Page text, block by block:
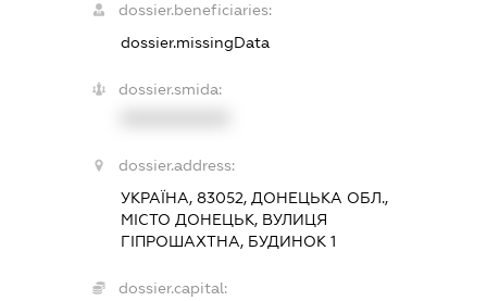
dossier.beneficiaries:
dossier.missingData
dossier.smida:
dossier.address:
УКРАЇНА, 83052, ДОНЕЦЬКА ОБЛ.,
МІСТО ДОНЕЦЬК, ВУЛИЦЯ
ГІПРОШАХТНА, БУДИНОК 1
dossier.capital: